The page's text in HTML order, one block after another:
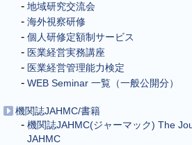
地域研究交流会
海外視察研修
個人研修定額制サービス
医業経営実務講座
医業経営管理能力検定
WEB Seminar 一覧（一般公開分）
機関誌JAHMC/書籍
機関誌JAHMC(ジャーマック) The
JAHMC